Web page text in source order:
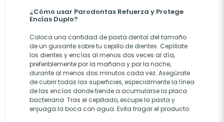
¿Cómo usar Parodontax Refuerza y Protege
Encías Duplo?
Coloca una cantidad de pasta dental del tamaño
de un guisante sobre tu cepillo de dientes. Cepíllate
los dientes y encías al menos dos veces al día,
preferiblemente por la mañana y por la noche,
durante al menos dos minutos cada vez. Asegúrate
de cubrir todas las superficies, especialmente la línea
de las encías donde tiende a acumularse la placa
bacteriana. Tras el cepillado, escupe la pasta y
enjuaga la boca con agua. Evita tragar el producto.